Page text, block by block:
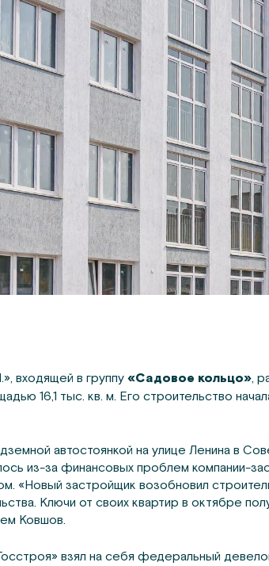
входящей в группу «Садовое кольцо»,
16,1 тыс. кв. м. Его строительство
автостоянкой на улице Ленина в
из-за финансовых проблем компании-
«Новый застройщик возобновил
Ключи от своих квартир в октябре
Ковшов.
взял на себя федеральный